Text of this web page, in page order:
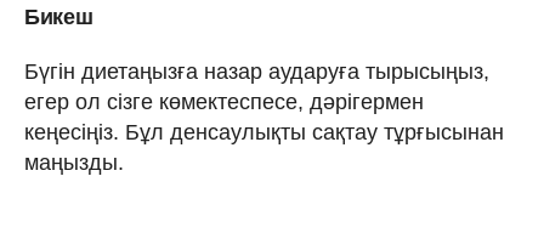
Бикеш
Бүгін диетаңызға назар аударуға тырысыңыз,
егер ол сізге көмектеспесе, дәрігермен
кеңесіңіз. Бұл денсаулықты сақтау тұрғысынан
маңызды.